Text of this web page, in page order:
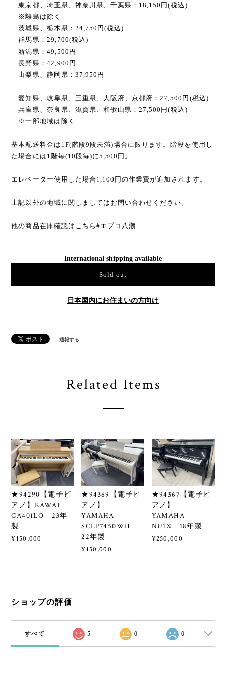
東京都、埼玉県、神奈川県、千葉県：18,150円(税込)
※離島は除く
茨城県、栃木県：24,750円(税込)
群馬県：29,700(税込)
新潟県：49,500円
長野県：42,900円
山梨県、静岡県：37,950円
愛知県、岐阜県、三重県、大阪府、京都府：27,500円(税込)
兵庫県、奈良県、滋賀県、和歌山県：27,500円(税込)
※一部地域は除く
基本配送料金は1F(階段9段未満)場合に限ります。階段を使用し
た場合には1階毎(10段毎)に5,500円。
エレベーター使用した場合1,100円の作業費が追加されます。
上記以外の地域に関しましてはお問い合わせください。
他の商品在庫確認はこちら#エプコ八潮
International shipping available
Sold out
日本国内にお住まいの方向け
通報する
Related Items
★94290【電子ピ
アノ】KAWAI
CA401LO 23年
製
¥150,000
★94369【電子ピ
アノ】
YAMAHA
SCLP7450WH
22年製
¥150,000
★94367【電子ピ
アノ】
YAMAHA
NU1X 18年製
¥250,000
ショップの評価
すべて 5 0 0